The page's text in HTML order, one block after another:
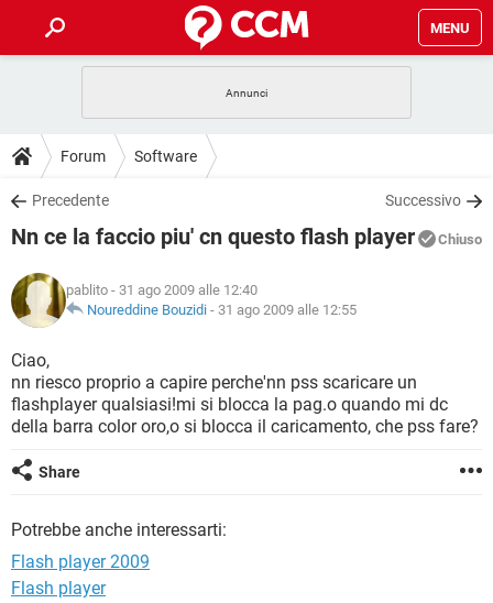
MENU
INTRATTENIMENTO
iOS
INSTAGRAM WHATSAPP
TIKTOK
HARDWARE
GUIDE
COVID-19
INSTAGRAM
TIKTOK
HARDWARE
DOWNLOAD
COVID-19 GAMING
INTRATTENIMENTO
iOS WINDOWS 10
INSTAGRAM
TIKTOK FACEBOOK
HARDWARE
COVID-19
INTRATTENIMENTO
iOS
INSTAGRAM WHATSAPP
HARDWARE
GLOSSARIO
COVID-19
INTRATTENIMENTO ANDROID
iOS WINDOWS 10
INSTAGRAM
HARDWARE
Forum Software
Precedente Successivo
Nn ce la faccio piu' cn questo flash player Chiuso
pablito - 31 ago 2009 alle 12:40
Noureddine Bouzidi - 31 ago 2009 alle 12:55
Ciao,
nn riesco proprio a capire perche'nn pss scaricare un
flashplayer qualsiasi!mi si blocca la pag.o quando mi dc
della barra color oro,o si blocca il caricamento, che pss fare?
Share
Potrebbe anche interessarti:
Flash player 2009
Flash player